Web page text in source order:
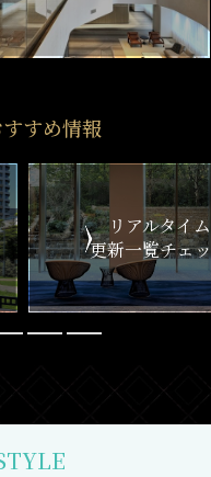
すめ情報
ク
新